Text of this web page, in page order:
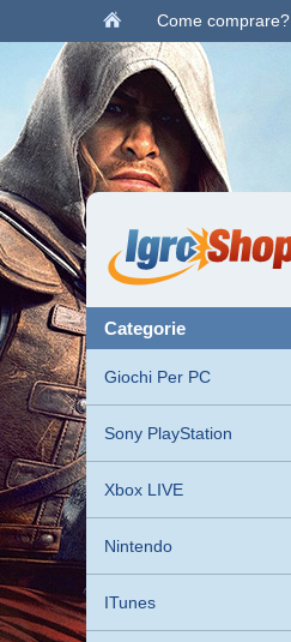
Come comprare?
categorie
Giochi Per PC
Sony PlayStation
Xbox LIVE
Nintendo
ITunes